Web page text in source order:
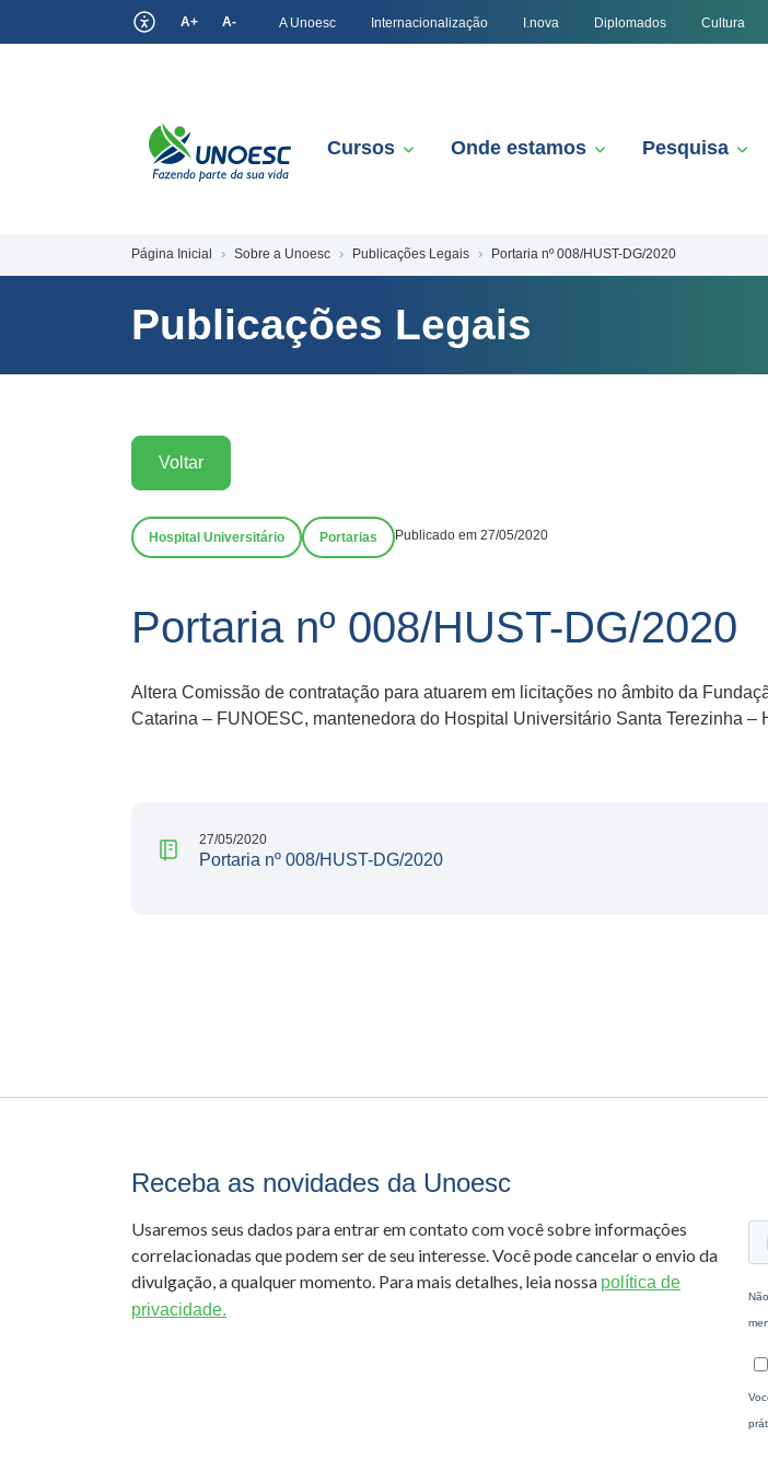
A+ A- A Unoesc Internacionalização I.nova Diplomados Cultura
Cursos Onde estamos Pesquisa
Página Inicial Sobre a Unoesc Publicações Legais Portaria nº 008/HUST-DG/2020
Publicações Legais
Voltar
Hospital Universitário Portarias Publicado em 27/05/2020
Portaria nº 008/HUST-DG/2020
Altera Comissão de contratação para atuarem em licitações no âmbito da
Catarina – FUNOESC, mantenedora do Hospital Universitário Santa Terezinha –
27/05/2020
Portaria nº 008/HUST-DG/2020
Receba as novidades da Unoesc
Usaremos seus dados para entrar em contato com você sobre informações
correlacionadas que podem ser de seu interesse. Você pode cancelar o envio da
divulgação, a qualquer momento. Para mais detalhes, leia nossa política de
privacidade.